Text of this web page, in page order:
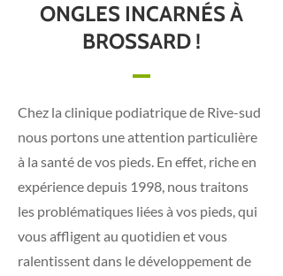
ONGLES INCARNÉS À
BROSSARD !
Chez la clinique podiatrique de Rive-sud
nous portons une attention particulière
à la santé de vos pieds. En effet, riche en
expérience depuis 1998, nous traitons
les problématiques liées à vos pieds, qui
vous affligent au quotidien et vous
ralentissent dans le développement de